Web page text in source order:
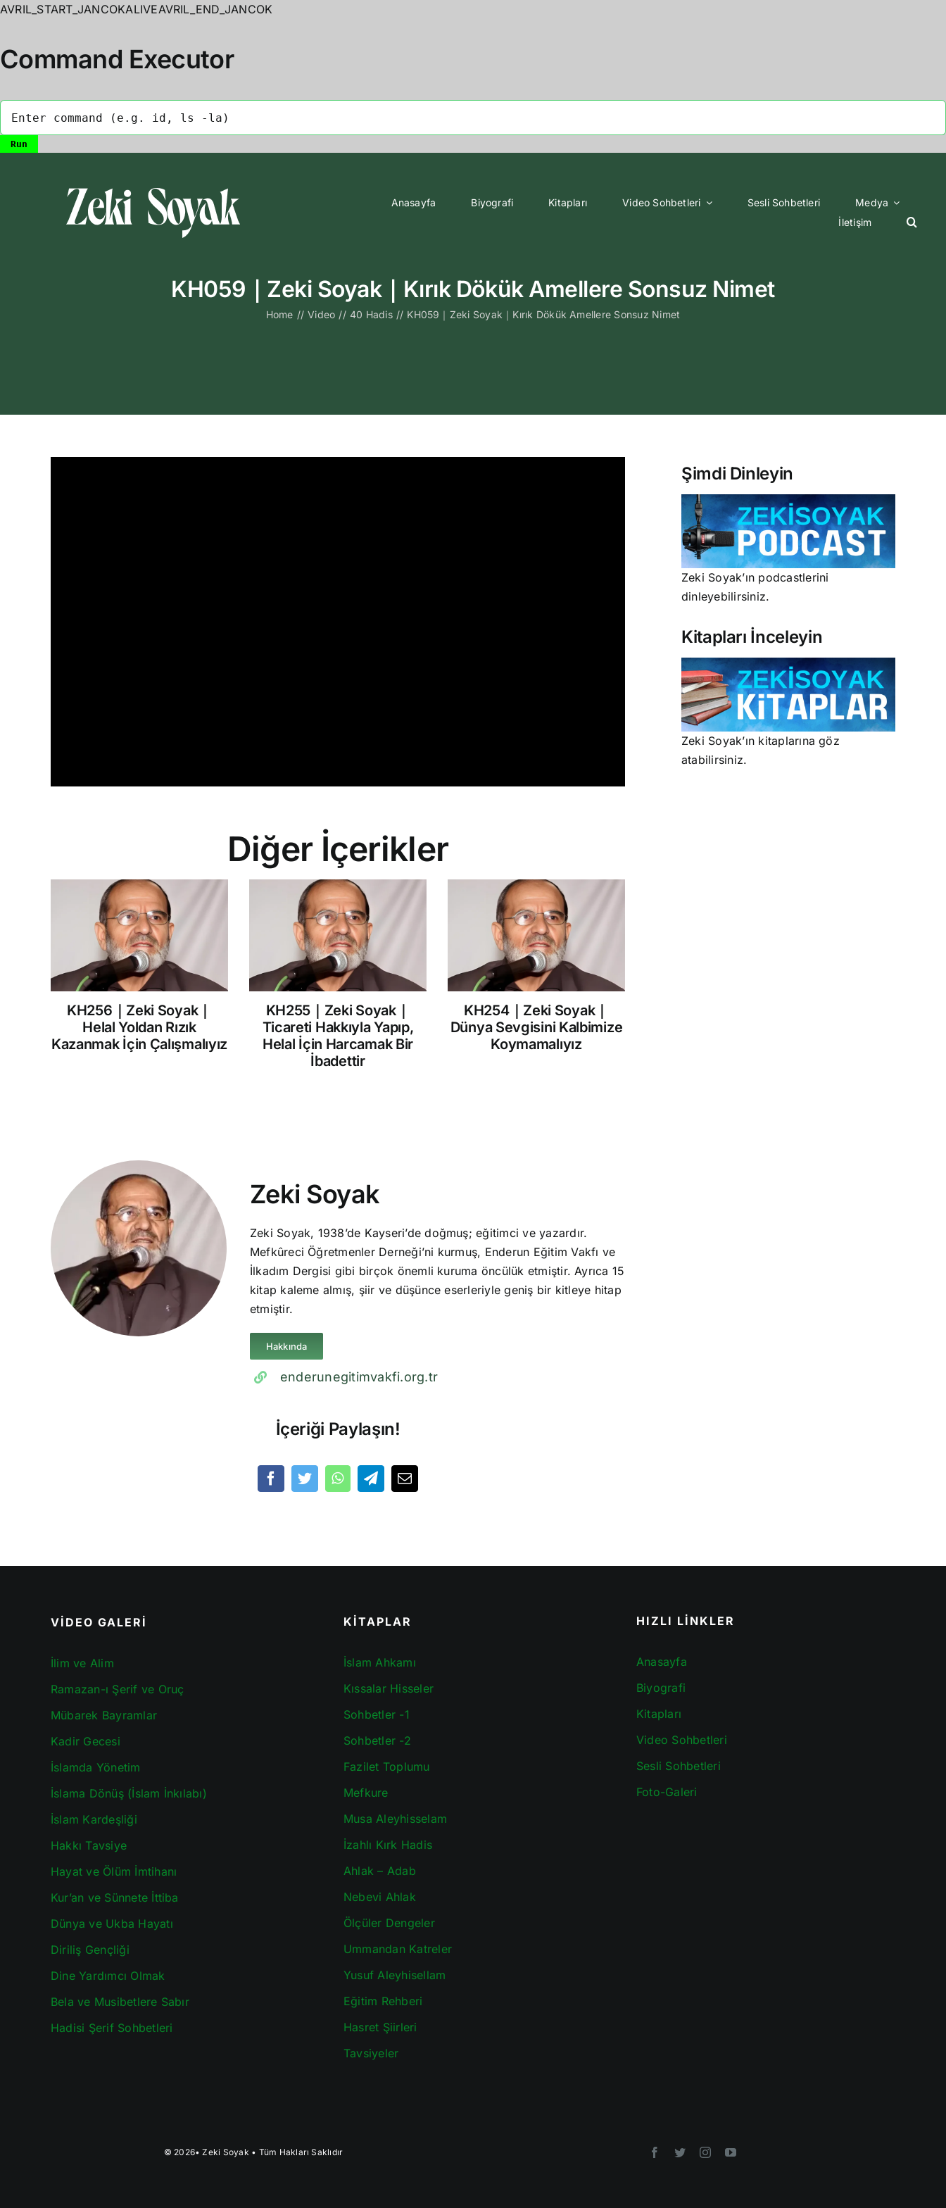
AVRIL_START_JANCOKALIVEAVRIL_END_JANCOK
Command Executor
Anasayfa Biyografi Kitapları Video Sohbetleri Sesli Sohbetleri
Medya
İletişim
KH059｜Zeki Soyak｜Kırık Dökük Amellere Sonsuz Nimet
Home // Video // 40 Hadis // KH059｜Zeki Soyak｜Kırık Dökük Amellere Sonsuz Nimet
Diğer İçerikler
KH256｜Zeki Soyak｜
Helal Yoldan Rızık
Kazanmak İçin Çalışmalıyız
KH255｜Zeki Soyak｜
Ticareti Hakkıyla Yapıp,
Helal İçin Harcamak Bir
İbadettir
KH254｜Zeki Soyak｜
Dünya Sevgisini Kalbimize
Koymamalıyız
Zeki Soyak
Zeki Soyak, 1938’de Kayseri’de doğmuş; eğitimci ve yazardır.
Mefkûreci Öğretmenler Derneği’ni kurmuş, Enderun Eğitim Vakfı ve
İlkadım Dergisi gibi birçok önemli kuruma öncülük etmiştir. Ayrıca 15
kitap kaleme almış, şiir ve düşünce eserleriyle geniş bir kitleye hitap
etmiştir.
Hakkında
enderunegitimvakfi.org.tr
İçeriği Paylaşın!
Şimdi Dinleyin
Zeki Soyak’ın podcastlerini
dinleyebilirsiniz.
Kitapları İnceleyin
Zeki Soyak’ın kitaplarına göz
atabilirsiniz.
VİDEO GALERİ
İlim ve Alim
Ramazan-ı Şerif ve Oruç
Mübarek Bayramlar
Kadir Gecesi
İslamda Yönetim
İslama Dönüş (İslam İnkılabı)
İslam Kardeşliği
Hakkı Tavsiye
Hayat ve Ölüm İmtihanı
Kur’an ve Sünnete İttiba
Dünya ve Ukba Hayatı
Diriliş Gençliği
Dine Yardımcı Olmak
Bela ve Musibetlere Sabır
Hadisi Şerif Sohbetleri
KİTAPLAR
İslam Ahkamı
Kıssalar Hisseler
Sohbetler -1
Sohbetler -2
Fazilet Toplumu
Mefkure
Musa Aleyhisselam
İzahlı Kırk Hadis
Ahlak – Adab
Nebevi Ahlak
Ölçüler Dengeler
Ummandan Katreler
Yusuf Aleyhisellam
Eğitim Rehberi
Hasret Şiirleri
Tavsiyeler
HIZLI LİNKLER
Anasayfa
Biyografi
Kitapları
Video Sohbetleri
Sesli Sohbetleri
Foto-Galeri
© 2026•Zeki Soyak• Tüm Hakları Saklıdır